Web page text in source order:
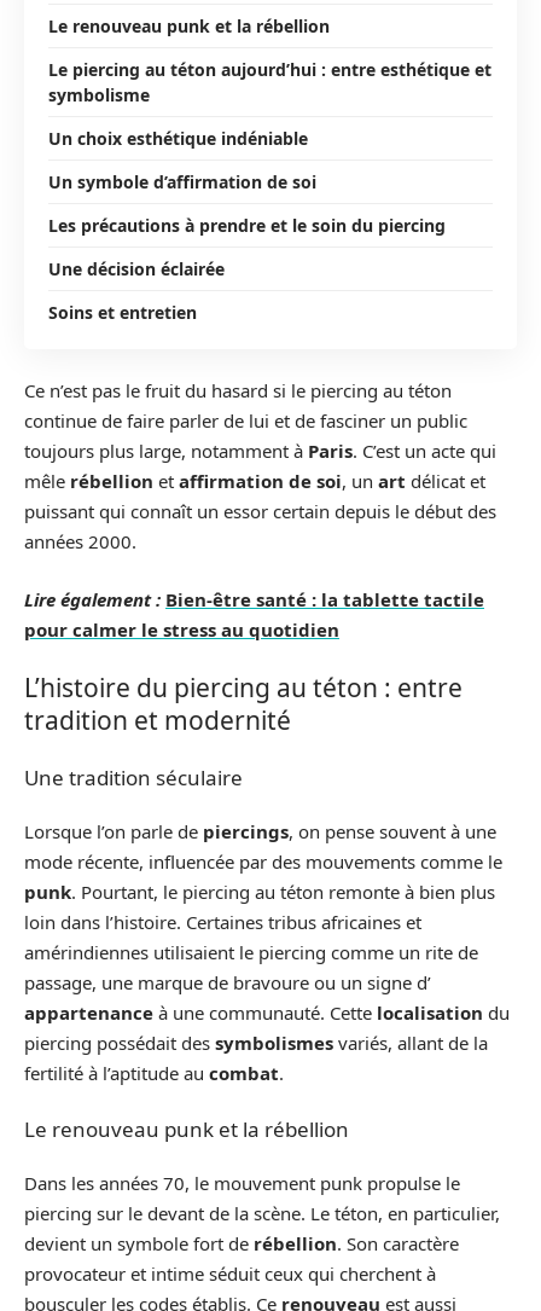
Le renouveau punk et la rébellion
Le piercing au téton aujourd’hui : entre esthétique et
symbolisme
Un choix esthétique indéniable
Un symbole d’affirmation de soi
Les précautions à prendre et le soin du piercing
Une décision éclairée
Soins et entretien
Ce n’est pas le fruit du hasard si le piercing au téton
continue de faire parler de lui et de fasciner un public
toujours plus large, notamment à Paris. C’est un acte qui
mêle rébellion et affirmation de soi, un art délicat et
puissant qui connaît un essor certain depuis le début des
années 2000.
Lire également : Bien-être santé : la tablette tactile
pour calmer le stress au quotidien
L’histoire du piercing au téton : entre
tradition et modernité
Une tradition séculaire
Lorsque l’on parle de piercings, on pense souvent à une
mode récente, influencée par des mouvements comme le
punk. Pourtant, le piercing au téton remonte à bien plus
loin dans l’histoire. Certaines tribus africaines et
amérindiennes utilisaient le piercing comme un rite de
passage, une marque de bravoure ou un signe d’
appartenance à une communauté. Cette localisation du
piercing possédait des symbolismes variés, allant de la
fertilité à l’aptitude au combat.
Le renouveau punk et la rébellion
Dans les années 70, le mouvement punk propulse le
piercing sur le devant de la scène. Le téton, en particulier,
devient un symbole fort de rébellion. Son caractère
provocateur et intime séduit ceux qui cherchent à
bousculer les codes établis. Ce renouveau est aussi